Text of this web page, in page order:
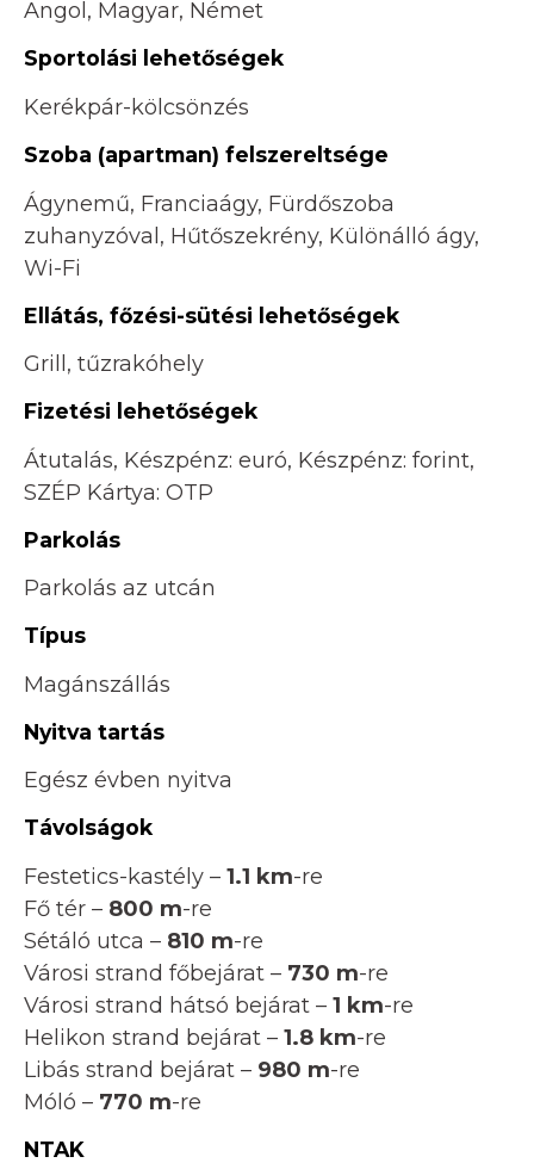
Angol, Magyar, Német
Sportolási lehetőségek
Kerékpár-kölcsönzés
Szoba (apartman) felszereltsége
Ágynemű, Franciaágy, Fürdőszoba
zuhanyzóval, Hűtőszekrény, Különálló ágy,
Wi-Fi
Ellátás, főzési-sütési lehetőségek
Grill, tűzrakóhely
Fizetési lehetőségek
Átutalás, Készpénz: euró, Készpénz: forint,
SZÉP Kártya: OTP
Parkolás
Parkolás az utcán
Típus
Magánszállás
Nyitva tartás
Egész évben nyitva
Távolságok
Festetics-kastély – 1.1 km-re
Fő tér – 800 m-re
Sétáló utca – 810 m-re
Városi strand főbejárat – 730 m-re
Városi strand hátsó bejárat – 1 km-re
Helikon strand bejárat – 1.8 km-re
Libás strand bejárat – 980 m-re
Móló – 770 m-re
NTAK